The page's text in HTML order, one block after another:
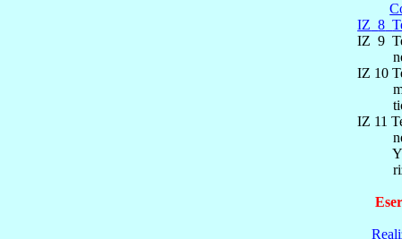
IZ 8
IZ 9
IZ 10
IZ 11